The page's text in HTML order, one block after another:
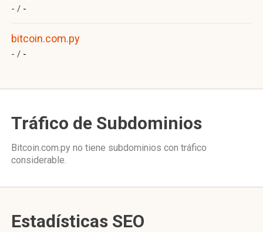
- / -
bitcoin.com.py
- / -
Tráfico de Subdominios
Bitcoin.com.py no tiene subdominios con tráfico
considerable.
Estadísticas SEO